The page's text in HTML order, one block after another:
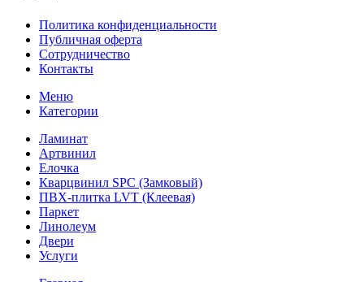
Политика конфиденциальности
Публичная оферта
Сотрудничество
Контакты
Меню
Категории
Ламинат
Артвинил
Елочка
Кварцвинил SPC (Замковый)
ПВХ-плитка LVT (Клеевая)
Паркет
Линолеум
Двери
Услуги